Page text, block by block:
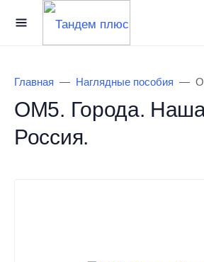
Главная Наглядные пособия
ОМ5. Города.
Россия.